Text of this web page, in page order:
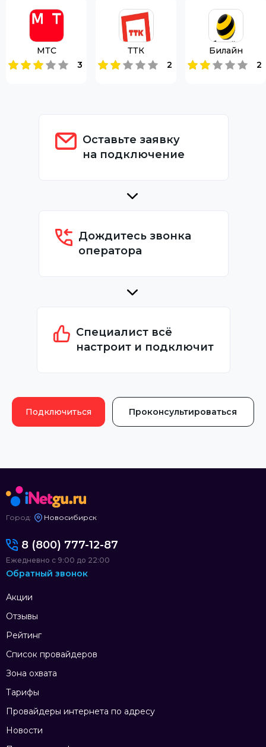
МТС
3
ТТК
2
Билайн
2
Оставьте заявку
на подключение
Дождитесь звонка
оператора
Специалист всё
настроит и подключит
Подключиться Проконсультироваться
Город: Новосибирск
Акции
Отзывы
Рейтинг
Список провайдеров
Зона охвата
Тарифы
Провайдеры интернета по адресу
Новости
8 (800) 777-12-87
Ежедневно с 9:00 до 22:00
Обратный звонок